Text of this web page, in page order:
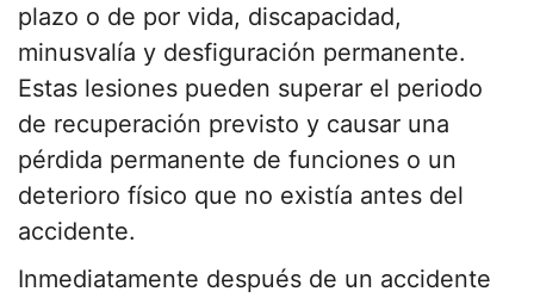
plazo o de por vida, discapacidad,
minusvalía y desfiguración permanente.
Estas lesiones pueden superar el periodo
de recuperación previsto y causar una
pérdida permanente de funciones o un
deterioro físico que no existía antes del
accidente.
Inmediatamente después de un accidente